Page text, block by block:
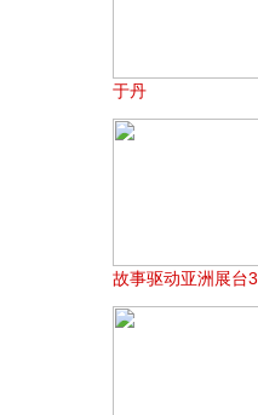
于丹
故事驱动亚洲展台3